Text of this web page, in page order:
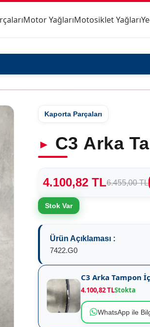
Motor YağlarıMotosiklet Yağları
Kaporta Parçaları
C3 Arka
4.100,82 TL6.455,00 TL
Stok Var
Ürün Açıklaması :
7422.G0
C3 Arka Tampon
4.100,82 TLStokta
WhatsApp ile